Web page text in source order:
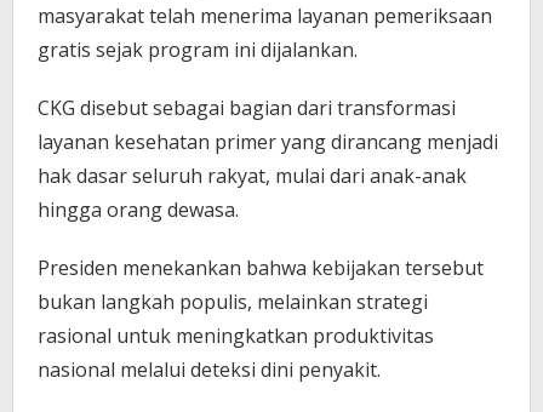
masyarakat telah menerima layanan pemeriksaan
gratis sejak program ini dijalankan.
CKG disebut sebagai bagian dari transformasi
layanan kesehatan primer yang dirancang menjadi
hak dasar seluruh rakyat, mulai dari anak-anak
hingga orang dewasa.
Presiden menekankan bahwa kebijakan tersebut
bukan langkah populis, melainkan strategi
rasional untuk meningkatkan produktivitas
nasional melalui deteksi dini penyakit.